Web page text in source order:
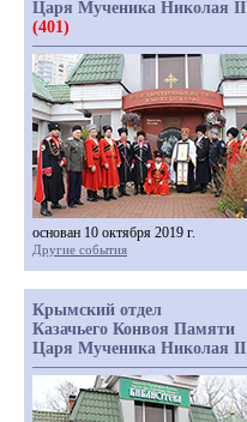
Царя Мученика Николая II
(401)
основан 10 октября 2019 г.
Другие события
Крымский отдел
Казачьего Конвоя Памяти
Царя Мученика Николая II